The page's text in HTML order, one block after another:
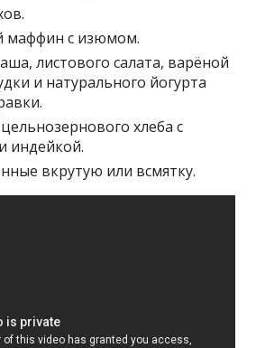
маффин с изюмом.
листового салата, варёной
и натурального йогурта
хлеба с
индейкой.
вкрутую или всмятку.